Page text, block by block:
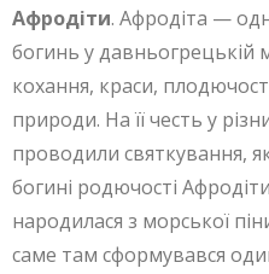
Афродіти. Афродіта —
богинь у давньогрецькій
кохання, краси,
природи. На її честь у
проводили святкування,
богині родючості
народилася з морської
саме там сформувався